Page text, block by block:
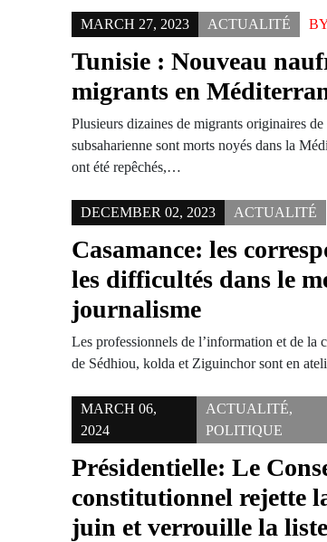
MARCH 27, 2023 ACTUALITÉ
Tunisie : Nouveau
migrants en
Plusieurs dizaines de migrants originaires
subsaharienne sont morts noyés dans la
ont été repêchés,…
DECEMBER 02, 2023 ACTUALITÉ
Casamance: les
les difficultés dans le
journalisme
Les professionnels de l’information et de la
de Sédhiou, kolda et Ziguinchor sont en
MARCH 06,
2024
ACTUALITÉ,
POLITIQUE
Présidentielle: Le
constitutionnel rejette
juin et verrouille la